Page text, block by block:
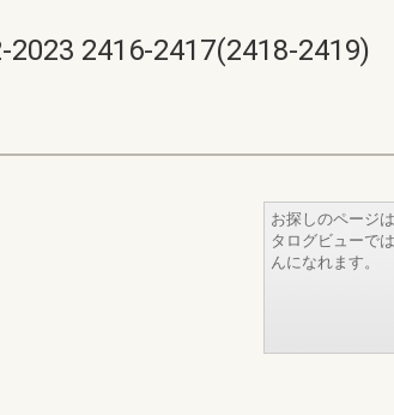
2416-2417(2418-2419)
お探しのページ
タログビューで
んになれます。